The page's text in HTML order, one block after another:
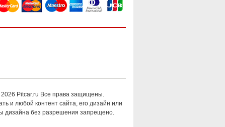
Pitcar.ru Все права защищены.
и любой контент сайта, его дизайн или
дизайна без разрешения запрещено.